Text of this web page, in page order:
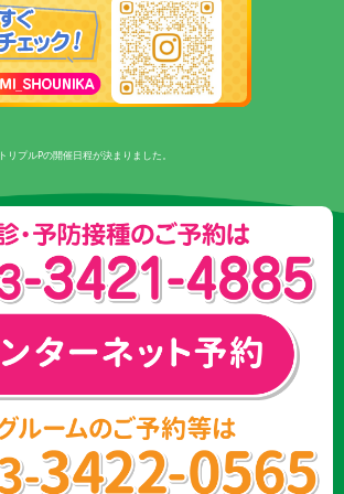
トリプルPの開催日程が決まりました。